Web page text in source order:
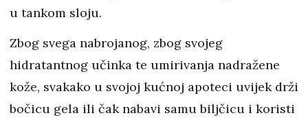
u tankom sloju.
Zbog svega nabrojanog, zbog svojeg
hidratantnog učinka te umirivanja nadražene
kože, svakako u svojoj kućnoj apoteci uvijek drži
bočicu gela ili čak nabavi samu biljčicu i koristi